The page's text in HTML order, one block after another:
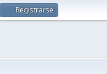
Registrarse